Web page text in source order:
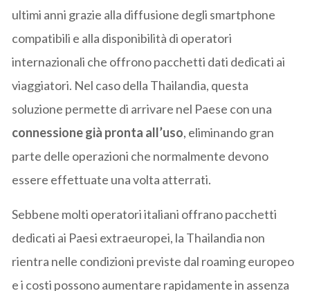
ultimi anni grazie alla diffusione degli smartphone
compatibili e alla disponibilità di operatori
internazionali che offrono pacchetti dati dedicati ai
viaggiatori. Nel caso della Thailandia, questa
soluzione permette di arrivare nel Paese con una
connessione già pronta all’uso, eliminando gran
parte delle operazioni che normalmente devono
essere effettuate una volta atterrati.
Sebbene molti operatori italiani offrano pacchetti
dedicati ai Paesi extraeuropei, la Thailandia non
rientra nelle condizioni previste dal roaming europeo
e i costi possono aumentare rapidamente in assenza